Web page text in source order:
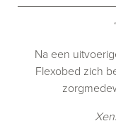
Na een
Flexobed zich